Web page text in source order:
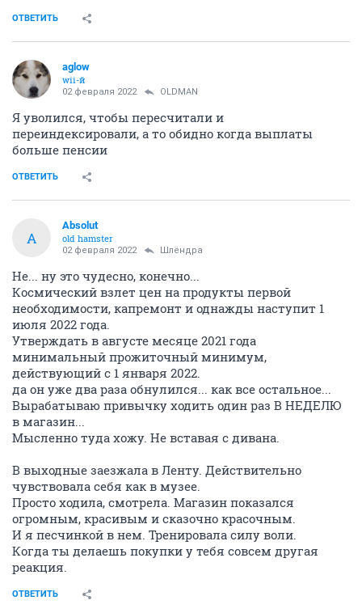
ОТВЕТИТЬ
aglow
wii-й
02 февраля 2022 OLDMAN
Я уволился, чтобы пересчитали и
переиндексировали, а то обидно когда выплаты
больше пенсии
ОТВЕТИТЬ
A
Absolut
old hamster
02 февраля 2022 Шлёндра
Не... ну это чудесно, конечно...
Космический взлет цен на продукты первой
необходимости, капремонт и однажды наступит 1
июля 2022 года.
Утверждать в августе месяце 2021 года
минимальный прожиточный минимум,
действующий с 1 января 2022.
да он уже два раза обнулился... как все остальное...
Вырабатываю привычку ходить один раз В НЕДЕЛЮ
в магазин...
Мысленно туда хожу. Не вставая с дивана.
В выходные заезжала в Ленту. Действительно
чувствовала себя как в музее.
Просто ходила, смотрела. Магазин показался
огромным, красивым и сказочно красочным.
И я песчинкой в нем. Тренировала силу воли.
Когда ты делаешь покупки у тебя совсем другая
реакция.
ОТВЕТИТЬ